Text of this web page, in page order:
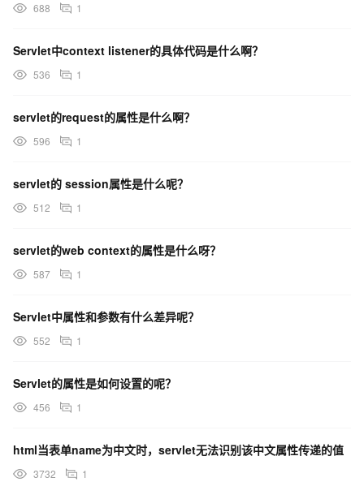
688 1
Servlet中context listener的具体代码是什么啊？
536 1
servlet的request的属性是什么啊？
596 1
servlet的 session属性是什么呢？
512 1
servlet的web context的属性是什么呀？
587 1
Servlet中属性和参数有什么差异呢？
552 1
Servlet的属性是如何设置的呢？
456 1
html当表单name为中文时，servlet无法识别该中文属性传递的值
3732 1